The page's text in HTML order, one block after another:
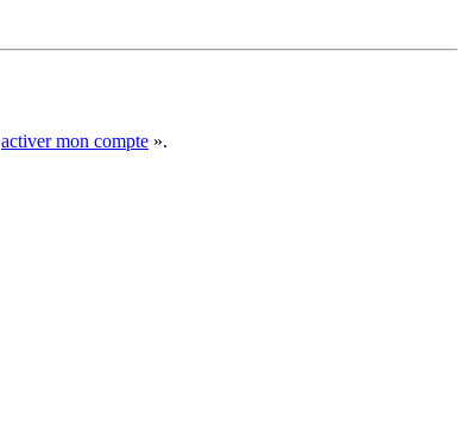
activer mon compte ».